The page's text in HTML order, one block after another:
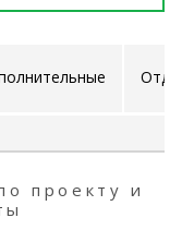
проекту и